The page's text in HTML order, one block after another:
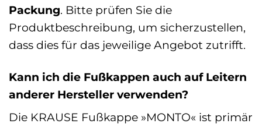
Packung. Bitte prüfen Sie die
Produktbeschreibung, um sicherzustellen,
dass dies für das jeweilige Angebot zutrifft.
Kann ich die Fußkappen auch auf Leitern
anderer Hersteller verwenden?
Die KRAUSE Fußkappe »MONTO« ist primär